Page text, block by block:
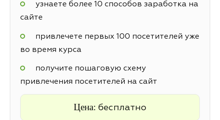
узнаете более 10 способов заработка на
сайте
привлечете первых 100 посетителей уже
во время курса
получите пошаговую схему
привлечения посетителей на сайт
Цена: бесплатно